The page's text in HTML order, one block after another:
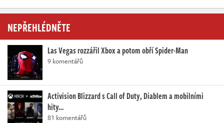
NEPŘEHLÉDNĚTE
Las Vegas rozzářil Xbox a potom obří Spider-Man
9 komentářů
Activision Blizzard s Call of Duty, Diablem a mobilními
hity…
81 komentářů